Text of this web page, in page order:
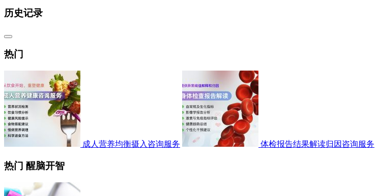
历史记录
热门
成人营养均衡摄入咨询服务 体检报告结果解读归因咨询服务
热门 醒脑开智